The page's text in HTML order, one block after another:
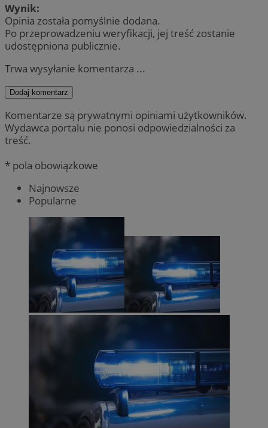
Wynik:
Opinia została pomyślnie dodana.
Po przeprowadzeniu weryfikacji, jej treść zostanie
udostępniona publicznie.
Trwa wysyłanie komentarza ...
Dodaj komentarz
Komentarze są prywatnymi opiniami użytkowników.
Wydawca portalu nie ponosi odpowiedzialności za
treść.
* pola obowiązkowe
Najnowsze
Popularne